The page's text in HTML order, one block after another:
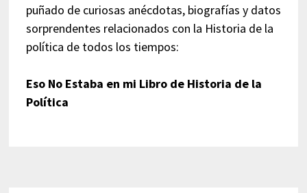
puñado de curiosas anécdotas, biografías y datos
sorprendentes relacionados con la Historia de la
política de todos los tiempos:
Eso No Estaba en mi Libro de Historia de la
Política